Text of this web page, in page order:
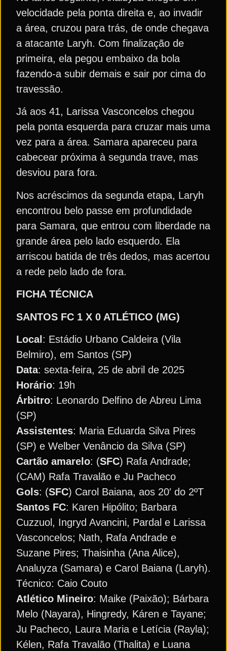
velocidade pela ponta direita e, ao invadir
a área, cruzou para trás, de onde chegava
a atacante Laryh. Com finalização de
primeira, ela pegou embaixo da bola
fazendo-a subir demais e sair por cima do
travessão.
Já aos 41, Larissa Vasconcelos chegou
pela ponta esquerda para cruzar mais uma
vez para a área. Samara apareceu para
cabecear próxima à segunda trave, mas
desviou para fora.
Nos acréscimos da segunda etapa, Laryh
encontrou belo passe em profundidade
para Samara, que entrou com liberdade na
grande área pelo lado esquerdo. Ela
arriscou batida de três dedos, mas acertou
a rede pelo lado de fora.
FICHA TÉCNICA
SANTOS FC 1 X 0 ATLÉTICO (MG)
Local : Estádio Urbano Caldeira (Vila
Belmiro), em Santos (SP)
Data: sexta-feira, 25 de abril de 2025
Horário: 19h
Árbitro: Leonardo Delfino de Abreu Lima
(SP)
Assistentes: Maria Eduarda Silva Pires
(SP) e Welber Venâncio da Silva (SP)
Cartão amarelo: (SFC) Rafa Andrade;
(CAM) Rafa Travalão e Ju Pacheco
Gols: (SFC) Carol Baiana, aos 20′ do 2ºT
Santos FC: Karen Hipólito; Barbara
Cuzzuol, Ingryd Avancini, Pardal e Larissa
Vasconcelos; Nath, Rafa Andrade e
Suzane Pires; Thaisinha (Ana Alice),
Analuyza (Samara) e Carol Baiana (Laryh).
Técnico: Caio Couto
Atlético Mineiro: Maike (Paixão); Bárbara
Melo (Nayara), Hingredy, Káren e Tayane;
Ju Pacheco, Laura Maria e Letícia (Rayla);
Kélen, Rafa Travalão (Thalita) e Luana